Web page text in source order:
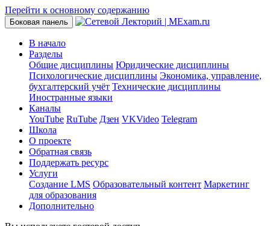
Перейти к основному содержанию
Боковая панель
В начало
Разделы
Общие дисциплины Юридические дисциплины
Психологические дисциплины Экономика, управление,
бухгалтерский учёт Технические дисциплины
Иностранные языки
Каналы
YouTube RuTube Дзен VKVideo Telegram
Школа
О проекте
Обратная связь
Поддержать ресурс
Услуги
Создание LMS Образовательный контент Маркетинг
для образования
Дополнительно